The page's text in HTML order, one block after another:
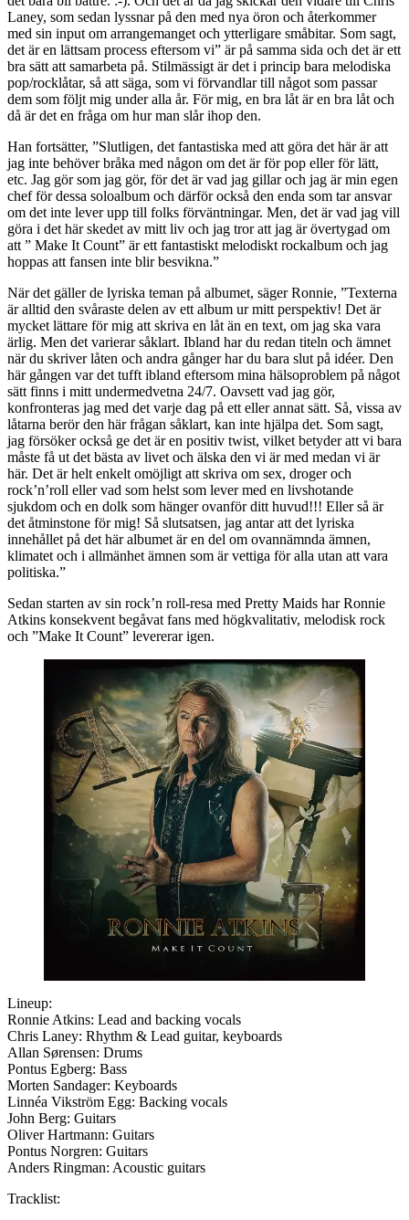
Laney, som sedan lyssnar på den med nya öron och återkommer
med sin input om arrangemanget och ytterligare småbitar. Som sagt,
det är en lättsam process eftersom vi” är på samma sida och det är ett
bra sätt att samarbeta på. Stilmässigt är det i princip bara melodiska
pop/rocklåtar, så att säga, som vi förvandlar till något som passar
dem som följt mig under alla år. För mig, en bra låt är en bra låt och
då är det en fråga om hur man slår ihop den.
Han fortsätter, ”Slutligen, det fantastiska med att göra det här är att
jag inte behöver bråka med någon om det är för pop eller för lätt,
etc. Jag gör som jag gör, för det är vad jag gillar och jag är min egen
chef för dessa soloalbum och därför också den enda som tar ansvar
om det inte lever upp till folks förväntningar. Men, det är vad jag vill
göra i det här skedet av mitt liv och jag tror att jag är övertygad om
att ” Make It Count” är ett fantastiskt melodiskt rockalbum och jag
hoppas att fansen inte blir besvikna.”
När det gäller de lyriska teman på albumet, säger Ronnie, ”Texterna
är alltid den svåraste delen av ett album ur mitt perspektiv! Det är
mycket lättare för mig att skriva en låt än en text, om jag ska vara
ärlig. Men det varierar såklart. Ibland har du redan titeln och ämnet
när du skriver låten och andra gånger har du bara slut på idéer. Den
här gången var det tufft ibland eftersom mina hälsoproblem på något
sätt finns i mitt undermedvetna 24/7. Oavsett vad jag gör,
konfronteras jag med det varje dag på ett eller annat sätt. Så, vissa av
låtarna berör den här frågan såklart, kan inte hjälpa det. Som sagt,
jag försöker också ge det är en positiv twist, vilket betyder att vi bara
måste få ut det bästa av livet och älska den vi är med medan vi är
här. Det är helt enkelt omöjligt att skriva om sex, droger och
rock’n’roll eller vad som helst som lever med en livshotande
sjukdom och en dolk som hänger ovanför ditt huvud!!! Eller så är
det åtminstone för mig! Så slutsatsen, jag antar att det lyriska
innehållet på det här albumet är en del om ovannämnda ämnen,
klimatet och i allmänhet ämnen som är vettiga för alla utan att vara
politiska.”
Sedan starten av sin rock’n roll-resa med Pretty Maids har Ronnie
Atkins konsekvent begåvat fans med högkvalitativ, melodisk rock
och ”Make It Count” levererar igen.
Lineup:
Ronnie Atkins: Lead and backing vocals
Chris Laney: Rhythm & Lead guitar, keyboards
Allan Sørensen: Drums
Pontus Egberg: Bass
Morten Sandager: Keyboards
Linnéa Vikström Egg: Backing vocals
John Berg: Guitars
Oliver Hartmann: Guitars
Pontus Norgren: Guitars
Anders Ringman: Acoustic guitars
Tracklist: